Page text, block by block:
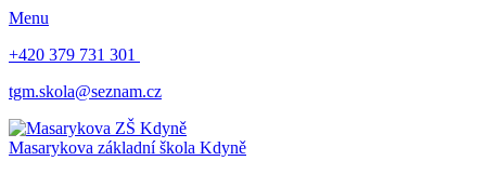
Menu
+420 379 731 301
tgm.skola@seznam.cz
Masarykova základní škola Kdyně